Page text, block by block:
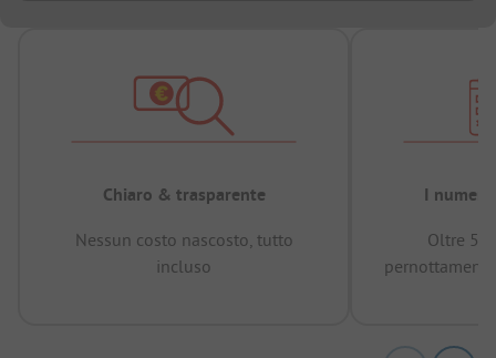
Chiaro & trasparente
Nessun costo nascosto, tutto
incluso
I numeri
Oltre